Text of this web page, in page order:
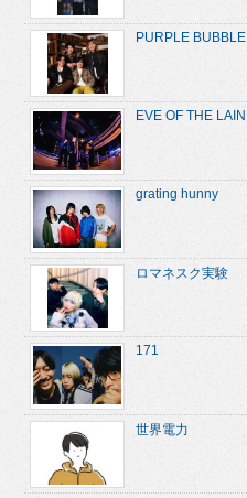
PURPLE BUBBLE
EVE OF THE LAIN
grating hunny
ロマネスク実験
171
世界電力